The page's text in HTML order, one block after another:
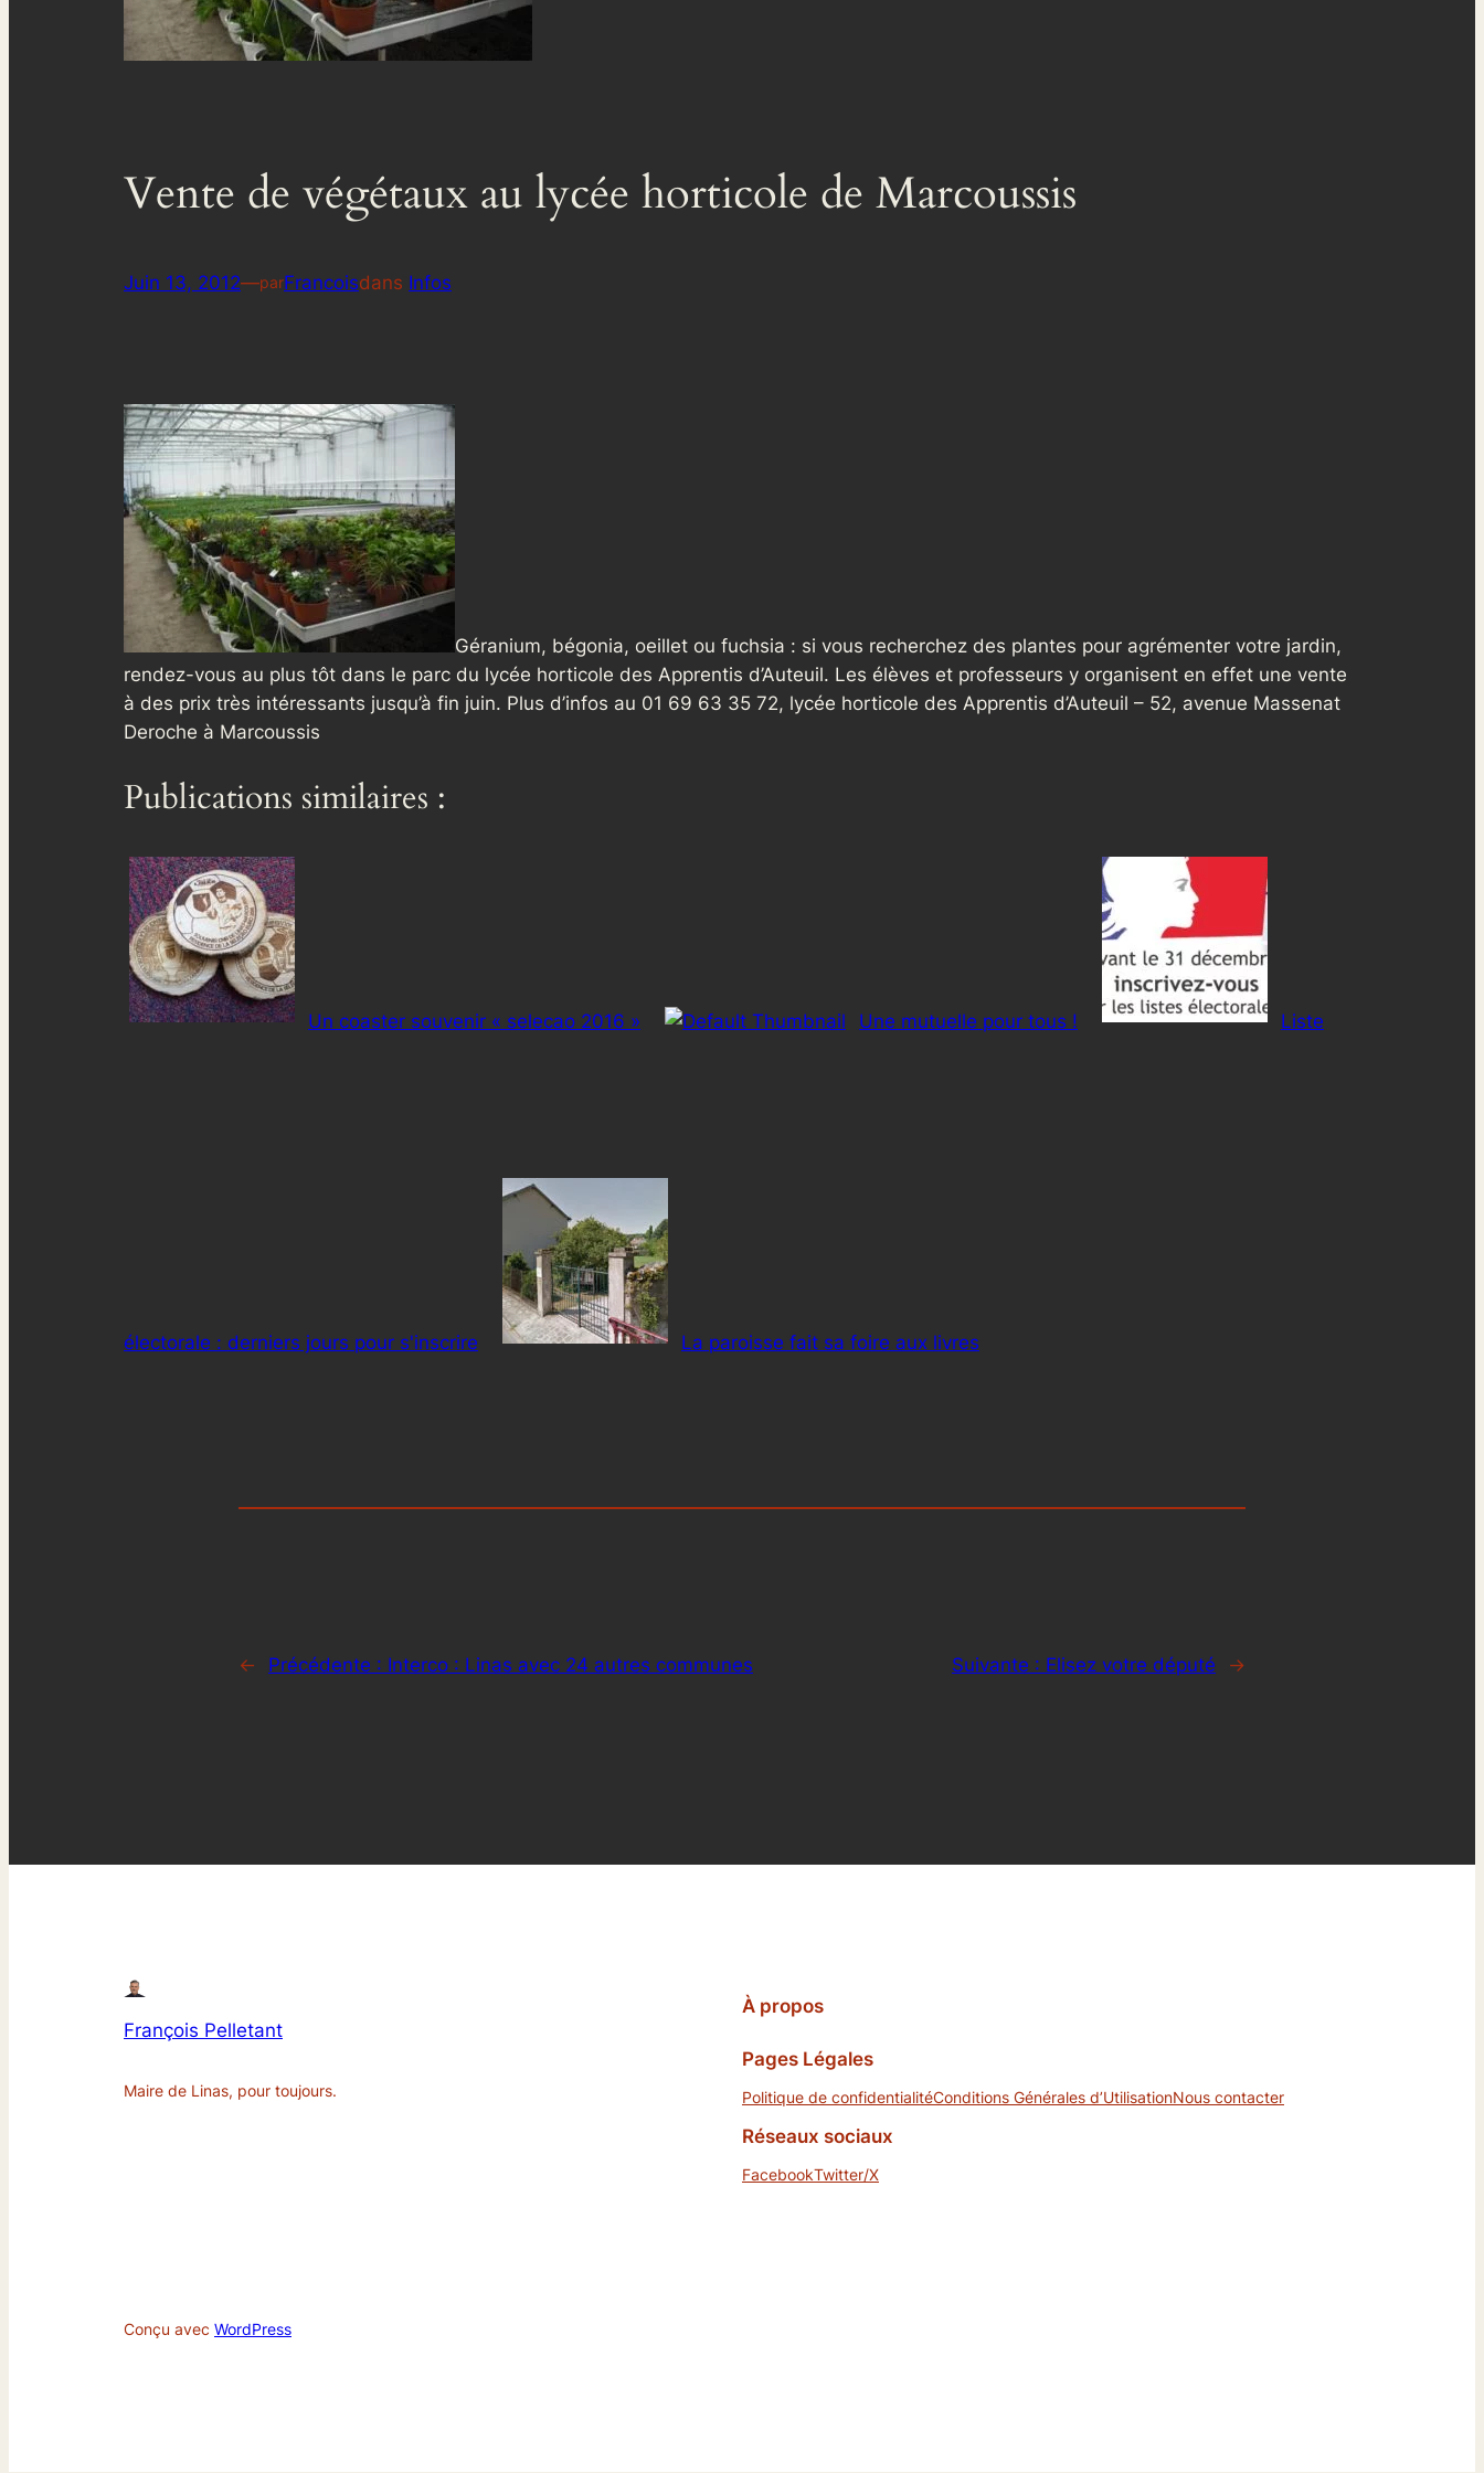
Vente de végétaux au lycée horticole de Marcoussis
Juin 13, 2012—parFrancoisdans Infos
Géranium, bégonia, oeillet ou fuchsia : si vous recherchez des plantes pour agrémenter votre jardin,
rendez-vous au plus tôt dans le parc du lycée horticole des Apprentis d’Auteuil. Les élèves et professeurs y organisent en effet une vente
à des prix très intéressants jusqu’à fin juin. Plus d’infos au 01 69 63 35 72, lycée horticole des Apprentis d’Auteuil – 52, avenue Massenat
Deroche à Marcoussis
Publications similaires :
Un coaster souvenir « selecao 2016 » Une mutuelle pour tous ! Liste
électorale : derniers jours pour s'inscrire La paroisse fait sa foire aux livres
← Précédente : Interco : Linas avec 24 autres communes Suivante : Elisez votre député →
François Pelletant
Maire de Linas, pour toujours.
À propos
Pages Légales
Politique de confidentialitéConditions Générales d’UtilisationNous contacter
Réseaux sociaux
FacebookTwitter/X
Conçu avec WordPress